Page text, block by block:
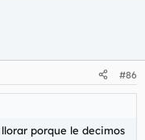
como decía y se
al final no hice nada
decir.
#86
porque le decimos